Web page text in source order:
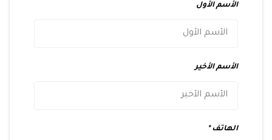
الأسم الأول
الأسم الأخير
الهاتف